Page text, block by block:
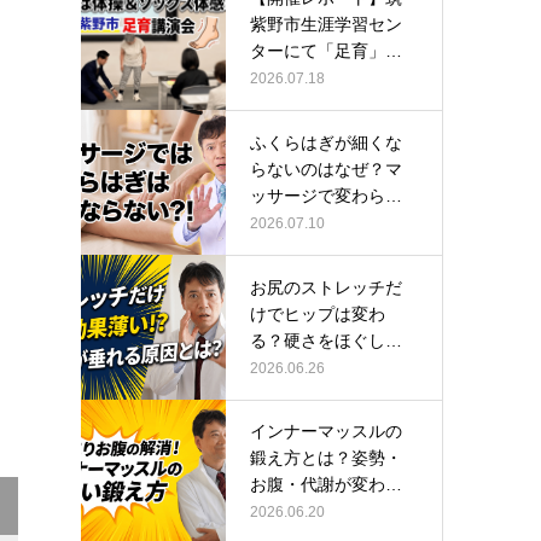
紫野市生涯学習セン
ターにて「足育」講
演会に登壇し…
2026.07.18
ふくらはぎが細くな
らないのはなぜ？マ
ッサージで変わらな
い根本原因
2026.07.10
お尻のストレッチだ
けでヒップは変わ
る？硬さをほぐして
整える正しい方…
2026.06.26
インナーマッスルの
鍛え方とは？姿勢・
お腹・代謝が変わる
トレーニング…
2026.06.20